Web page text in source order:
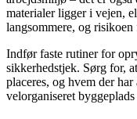
materialer ligger i vejen,
langsommere, og
Indfør faste rutiner for
sikkerhedstjek. Sørg for,
placeres, og hvem der
velorganiseret